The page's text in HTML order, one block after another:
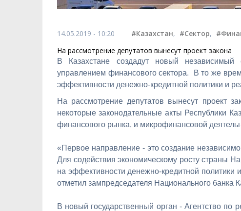
14.05.2019 - 10:20 #Казахстан, #Сектор,
На рассмотрение депутатов вынесут проект закона
В Казахстане создадут новый независимый
управлением финансового сектора. В то же
эффективности денежно-кредитной политики и
На рассмотрение депутатов вынесут проект
некоторые законодательные акты Республики
финансового рынка, и микрофинансовой
«Первое направление - это создание
Для содействия экономическому росту страны
на эффективности денежно-кредитной
отметил зампредседателя Национального банка
В новый государственный орган - Агентство